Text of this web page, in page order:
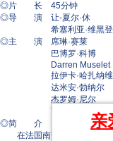
亲
◎片 长 45分钟
◎导 演 让-夏尔·休
希塞利亚·维黑登
◎主 演 席琳·赛莱
巴博罗·科博
Darren Muselet
拉伊卡·哈扎纳维
达米安·勃纳尔
杰罗姆·尼尔
瓦蕾丽·卡尔桑迪
◎简 介
在法国南部，一个吉普赛